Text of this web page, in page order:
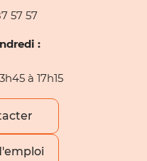
57 57
:
à 17h15